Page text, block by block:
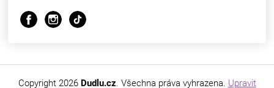
Copyright 2026 Dudlu.cz. Všechna práva vyhrazena. Upravit